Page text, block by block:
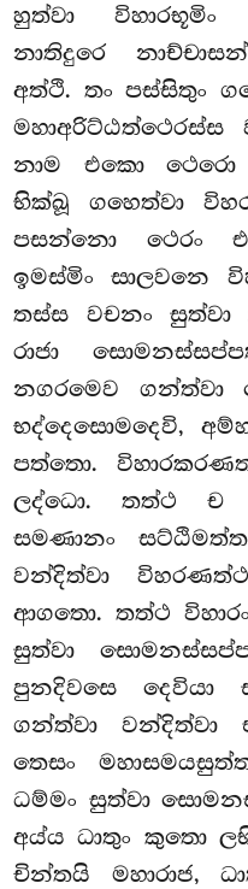
හුත්වා
නාතිදුරෙ
අත්ථි. තං පස්සිතුං
මහාඅරිට්ඨත්ථෙරස්ස
නාම එකො
භික්ඛූ ගහෙත්වා
පසන්නො ථෙරං
ඉමස්මිං සාලවනෙ
තස්ස වචනං සුත්වා
රාජා
නගරමෙව ගන්ත්වා
භද්දෙසොමදෙවි,
පත්තො.
ලද්ධො. තත්ථ ච
සමණානං
වන්දිත්වා
ආගතො. තත්ථ
සුත්වා
පුනදිවසෙ දෙවියා
ගන්ත්වා වන්දිත්වා
තෙසං
ධම්මං සුත්වා
අය්ය ධාතුං කුතො
චින්තයි මහාරාජ,